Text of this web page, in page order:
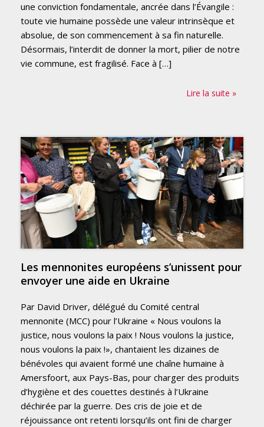
une conviction fondamentale, ancrée dans l’Évangile :
toute vie humaine possède une valeur intrinsèque et
absolue, de son commencement à sa fin naturelle.
Désormais, l’interdit de donner la mort, pilier de notre
vie commune, est fragilisé. Face à […]
Lire la suite »
Les mennonites européens s’unissent pour
envoyer une aide en Ukraine
Par David Driver, délégué du Comité central
mennonite (MCC) pour l’Ukraine « Nous voulons la
justice, nous voulons la paix ! Nous voulons la justice,
nous voulons la paix !», chantaient les dizaines de
bénévoles qui avaient formé une chaîne humaine à
Amersfoort, aux Pays-Bas, pour charger des produits
d’hygiène et des couettes destinés à l’Ukraine
déchirée par la guerre. Des cris de joie et de
réjouissance ont retenti lorsqu’ils ont fini de charger